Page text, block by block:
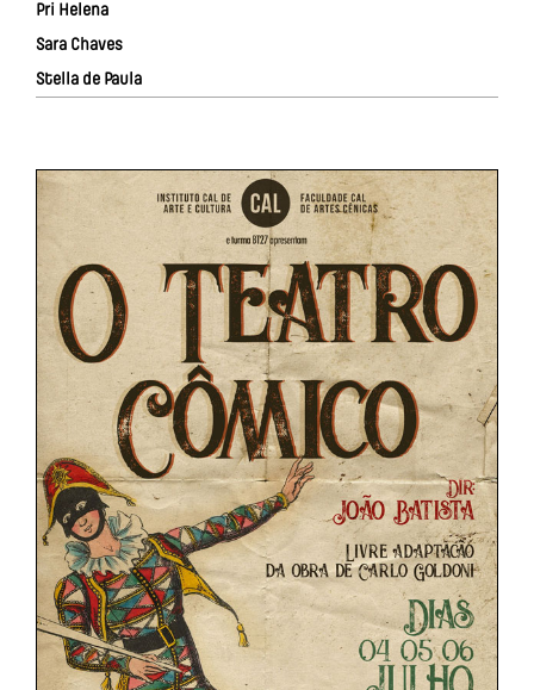
Pri Helena
Sara Chaves
Stella de Paula